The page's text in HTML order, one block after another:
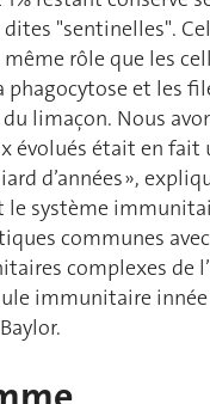
"sentinelles".
rôle que les
et les
limaçon. Nous
évolués était en fait
d’années »,
le système
communes
complexes de
immunitaire